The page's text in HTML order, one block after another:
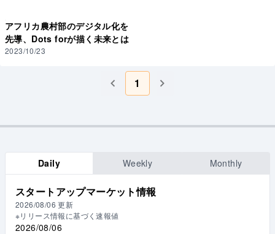
アフリカ農村部のデジタル化を
先導、Dots forが描く未来とは
2023/10/23
1
Daily Weekly Monthly
スタートアップマーケット情報
2026/08/06 更新
※リリース情報に基づく速報値
2026/08/06